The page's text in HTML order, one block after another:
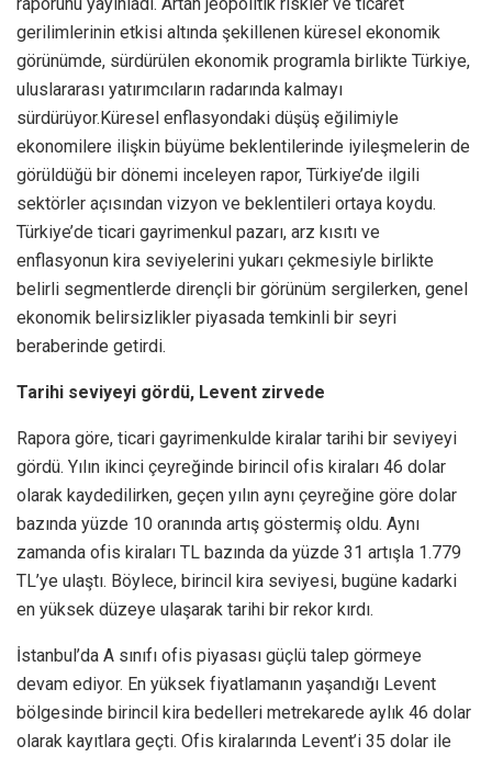
gerilimlerinin etkisi altında şekillenen küresel ekonomik
görünümde, sürdürülen ekonomik programla birlikte Türkiye,
uluslararası yatırımcıların radarında kalmayı
sürdürüyor.Küresel enflasyondaki düşüş eğilimiyle
ekonomilere ilişkin büyüme beklentilerinde iyileşmelerin de
görüldüğü bir dönemi inceleyen rapor, Türkiye’de ilgili
sektörler açısından vizyon ve beklentileri ortaya koydu.
Türkiye’de ticari gayrimenkul pazarı, arz kısıtı ve
enflasyonun kira seviyelerini yukarı çekmesiyle birlikte
belirli segmentlerde dirençli bir görünüm sergilerken, genel
ekonomik belirsizlikler piyasada temkinli bir seyri
beraberinde getirdi.
Tarihi seviyeyi gördü, Levent zirvede
Rapora göre, ticari gayrimenkulde kiralar tarihi bir seviyeyi
gördü. Yılın ikinci çeyreğinde birincil ofis kiraları 46 dolar
olarak kaydedilirken, geçen yılın aynı çeyreğine göre dolar
bazında yüzde 10 oranında artış göstermiş oldu. Aynı
zamanda ofis kiraları TL bazında da yüzde 31 artışla 1.779
TL’ye ulaştı. Böylece, birincil kira seviyesi, bugüne kadarki
en yüksek düzeye ulaşarak tarihi bir rekor kırdı.
İstanbul’da A sınıfı ofis piyasası güçlü talep görmeye
devam ediyor. En yüksek fiyatlamanın yaşandığı Levent
bölgesinde birincil kira bedelleri metrekarede aylık 46 dolar
olarak kayıtlara geçti. Ofis kiralarında Levent’i 35 dolar ile